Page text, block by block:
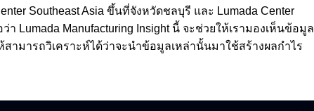
Southeast Asia ขึ้นที่จังหวัดชลบุรี และ Lumada Center
Lumada Manufacturing Insight นี้ จะช่วยให้เรามองเห็นข้อมูล
ามารถวิเคราะห์ได้ว่าจะนำข้อมูลเหล่านั้นมาใช้สร้างผลกำไร